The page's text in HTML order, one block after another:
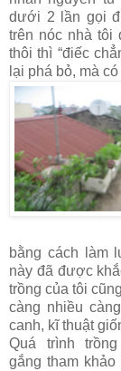
dưới 2 lần gọi
trên nóc nhà tôi
thôi thì “điếc
lại phá bỏ, mà
bằng cách làm
này đã được
trồng của tôi
càng nhiều
canh, kĩ thuật
Quá trình
gắng tham khảo